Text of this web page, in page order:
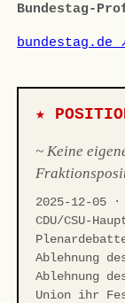
Bundestag-
bundestag.de
★
~ Keine
2025-12-05 ·
CDU/CSU-
Ablehnung
Ablehnung
Union ihr